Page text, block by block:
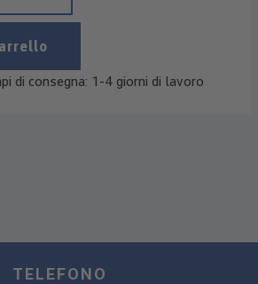
di consegna: 1-4 giorni di lavoro
TELEFONO